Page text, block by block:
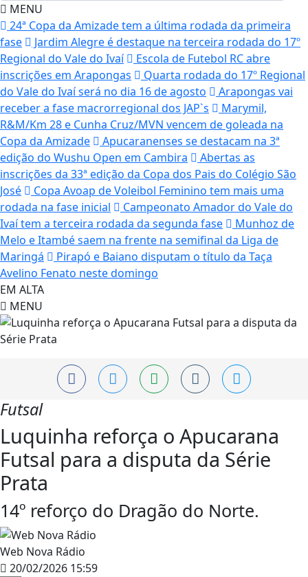
MENU
24ª Copa da Amizade tem a última rodada da primeira
fase
Jardim Alegre é destaque na terceira rodada do 17º
Regional do Vale do Ivaí
Escola de Futebol RC abre
inscrições em Arapongas
Quarta rodada do 17º Regional
do Vale do Ivaí será no dia 16 de agosto
Arapongas vai
receber a fase macrorregional dos JAP`s
Marymil,
R&M/Km 28 e Cunha Cruz/MVN vencem de goleada na
Copa da Amizade
Apucaranenses se destacam na 3ª
edição do Wushu Open em Cambira
Abertas as
inscrições da 33ª edição da Copa dos Pais do Colégio São
José
Copa Avoap de Voleibol Feminino tem mais uma
rodada na fase inicial
Campeonato Amador do Vale do
Ivaí tem a terceira rodada da segunda fase
Munhoz de
Melo e Itambé saem na frente na semifinal da Liga de
Maringá
Pirapó e Baiano disputam o título da Taça
Avelino Fenato neste domingo
EM ALTA
MENU
Futsal
Luquinha reforça o Apucarana
Futsal para a disputa da Série
Prata
14º reforço do Dragão do Norte.
Web Nova Rádio
20/02/2026 15:59